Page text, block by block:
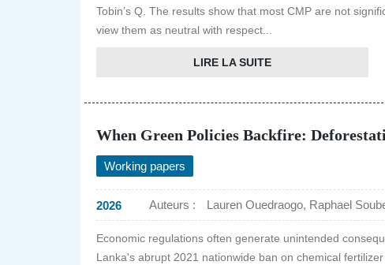
Tobin’s Q. The results show that most CMP are not
view them as neutral with respect...
LIRE LA SUITE
When Green Policies Backfire:
Working papers
2026 Auteurs : Lauren Ouedraogo, Raphael
Economic regulations often generate unintended
Lanka's abrupt 2021 nationwide ban on chemical